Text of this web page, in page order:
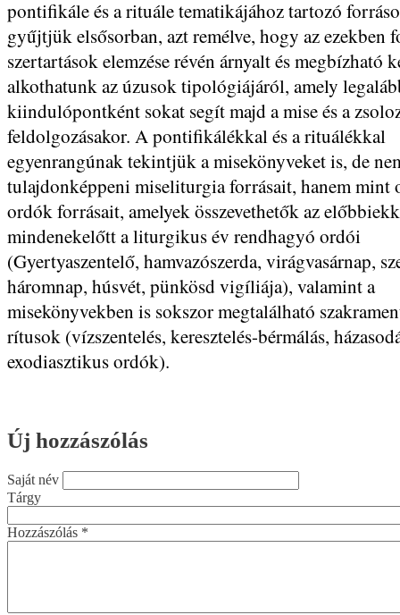
pontifikále és a rituále tematikájához tartozó
gyűjtjük elsősorban, azt remélve, hogy az ezekben
szertartások elemzése révén árnyalt és megbízható
alkothatunk az úzusok tipológiájáról, amely
kiindulópontként sokat segít majd a mise és a
feldolgozásakor. A pontifikálékkal és a rituálékkal
egyenrangúnak tekintjük a misekönyveket is, de
tulajdonképpeni miseliturgia forrásait, hanem mint
ordók forrásait, amelyek összevethetők az
mindenekelőtt a liturgikus év rendhagyó ordói
(Gyertyaszentelő, hamvazószerda, virágvasárnap,
háromnap, húsvét, pünkösd vigíliája), valamint a
misekönyvekben is sokszor megtalálható
rítusok (vízszentelés, keresztelés-bérmálás,
exodiasztikus ordók).
Új hozzászólás
Saját név
Tárgy
Hozzászólás *